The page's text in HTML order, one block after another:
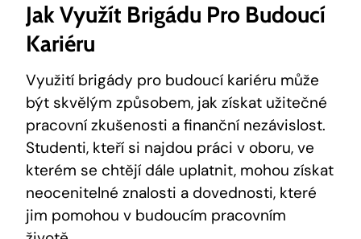
Jak Využít Brigádu Pro Budoucí
Kariéru
Využití brigády pro budoucí kariéru může
být skvělým způsobem, jak získat užitečné
pracovní zkušenosti a finanční nezávislost.
Studenti, kteří si najdou práci v oboru, ve
kterém se chtějí dále uplatnit, mohou získat
neocenitelné znalosti a dovednosti, které
jim pomohou v budoucím pracovním